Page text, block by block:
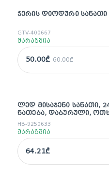
sale
ᲭᲔᲠᲘᲡ ᲓᲘᲝᲓᲣᲠᲘ ᲡᲐᲜᲐᲗᲘ
GTV-400667
მარაგშია
50.00₾ 60.00₾
ᲚᲔᲓ ᲛᲘᲡᲐᲯᲔᲜᲘ ᲡᲐᲜᲐᲗᲘ,
ᲜᲐᲗᲔᲑᲐ, ᲓᲐᲑᲣᲠᲣᲚᲘ,
HB-9250633
მარაგშია
64.21₾